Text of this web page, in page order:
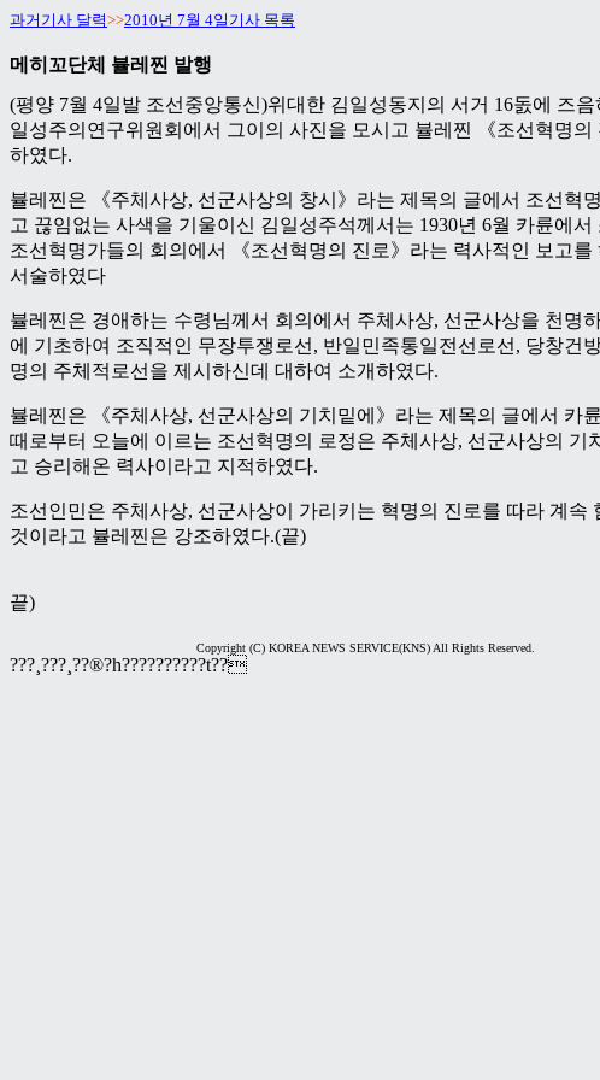
과거기사 달력>>2010년 7월 4일기사 목록
메히꼬단체 뷸레찐 발행
(평양 7월 4일발 조선중앙통신)위대한 김일성동지의 서거 16돐에 즈음
일성주의연구위원회에서 그이의 사진을 모시고 뷸레찐 《조선혁명의
하였다.
뷸레찐은 《주체사상, 선군사상의 창시》라는 제목의 글에서 조선혁
고 끊임없는 사색을 기울이신 김일성주석께서는 1930년 6월 카륜에서
조선혁명가들의 회의에서 《조선혁명의 진로》라는 력사적인 보고를
서술하였다
뷸레찐은 경애하는 수령님께서 회의에서 주체사상, 선군사상을 천명
에 기초하여 조직적인 무장투쟁로선, 반일민족통일전선로선, 당창건
명의 주체적로선을 제시하신데 대하여 소개하였다.
뷸레찐은 《주체사상, 선군사상의 기치밑에》라는 제목의 글에서 카
때로부터 오늘에 이르는 조선혁명의 로정은 주체사상, 선군사상의 기
고 승리해온 력사이라고 지적하였다.
조선인민은 주체사상, 선군사상이 가리키는 혁명의 진로를 따라 계속
것이라고 뷸레찐은 강조하였다.(끝)
끝)
Copyright (C) KOREA NEWS SERVICE(KNS) All Rights Reserved.
???¸???¸??®?h??????????t??